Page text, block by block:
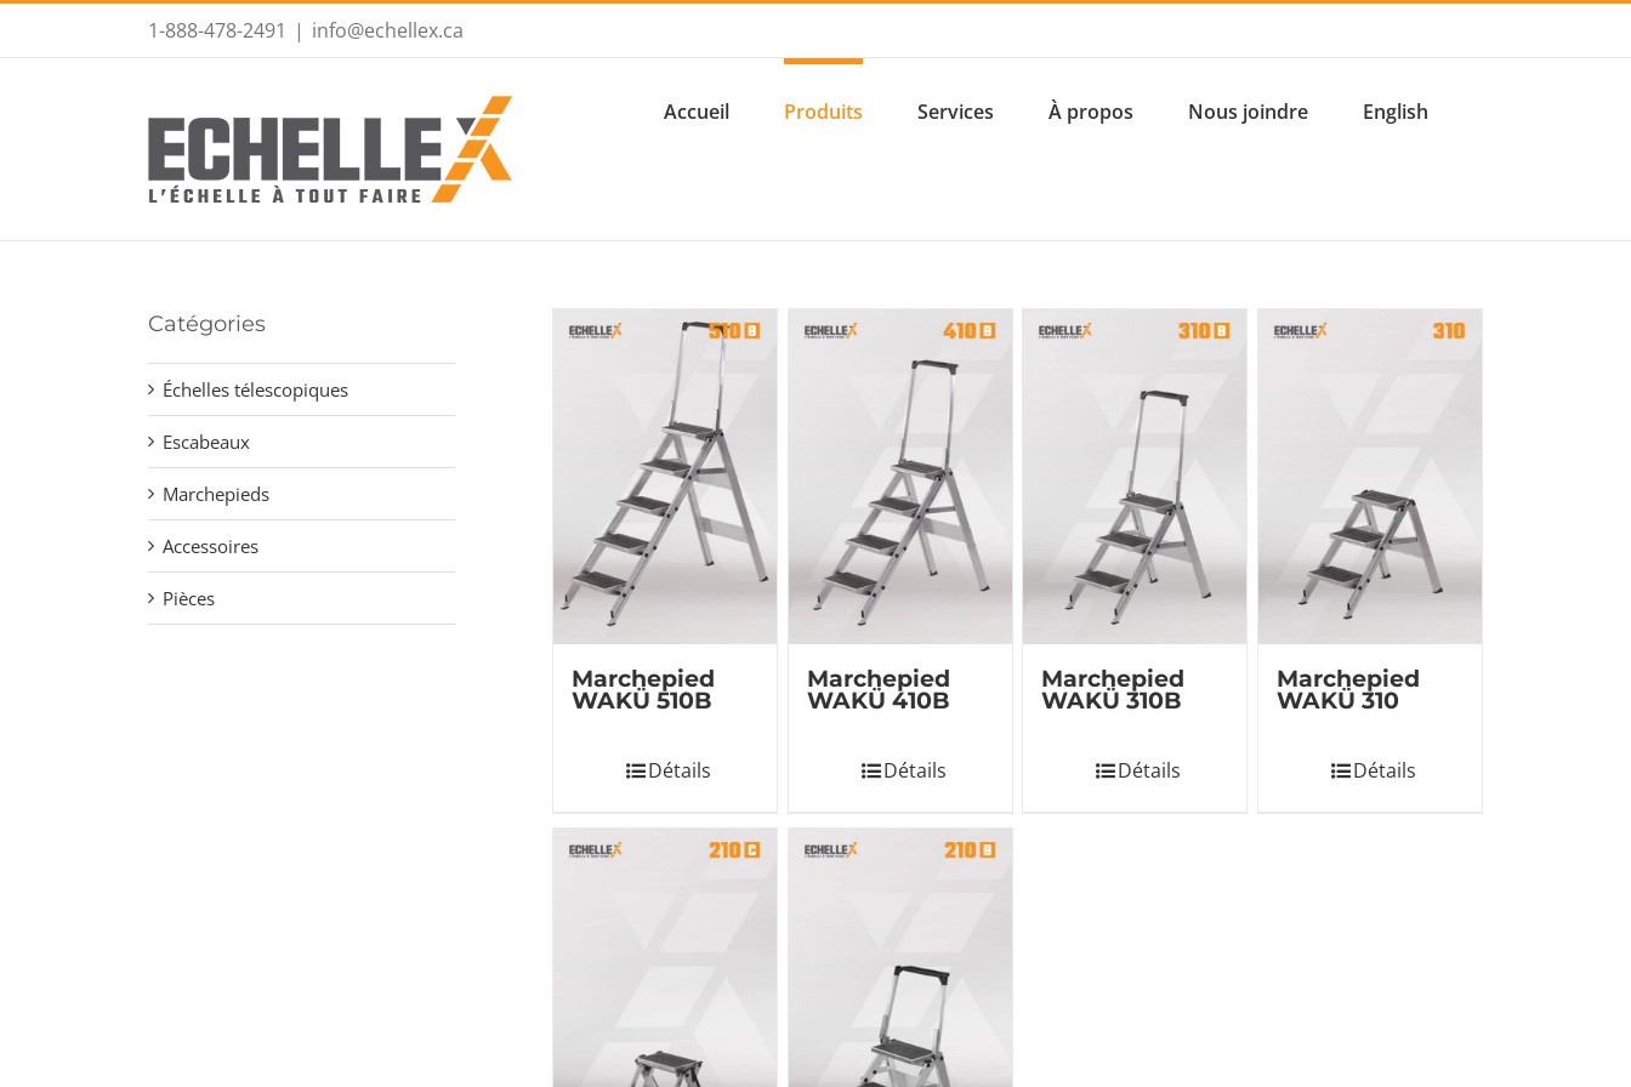
1-888-478-2491 | info@echellex.ca
Accueil Produits Services À propos Nous joindre English
Marchepied
WAKÜ 510B
Détails
Marchepied
WAKÜ 410B
Détails
Marchepied
WAKÜ 310B
Détails
Marchepied
WAKÜ 310
Détails
Catégories
Échelles télescopiques
Escabeaux
Marchepieds
Accessoires
Pièces